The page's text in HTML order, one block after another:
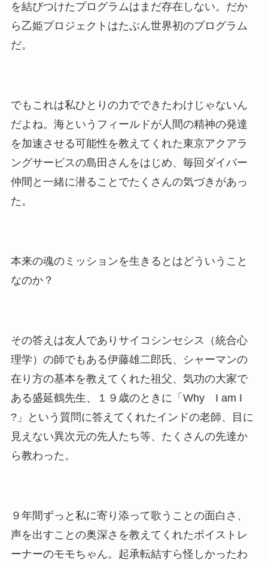
を結びつけたプログラムはまだ存在しない。だか
ら乙姫プロジェクトはたぶん世界初のプログラム
だ。
でもこれは私ひとりの力でできたわけじゃないん
だよね。海というフィールドが人間の精神の発達
を加速させる可能性を教えてくれた東京アクアラ
ングサービスの島田さんをはじめ、毎回ダイバー
仲間と一緒に潜ることでたくさんの気づきがあっ
た。
本来の魂のミッションを生きるとはどういうこと
なのか？
その答えは友人でありサイコシンセシス（統合心
理学）の師でもある伊藤雄二郎氏、シャーマンの
在り方の基本を教えてくれた祖父、気功の大家で
ある盛延鶴先生、１９歳のときに「Why I am I
?」という質問に答えてくれたインドの老師、目に
見えない異次元の先人たち等、たくさんの先達か
ら教わった。
９年間ずっと私に寄り添って歌うことの面白さ、
声を出すことの奥深さを教えてくれたボイストレ
ーナーのモモちゃん。起承転結すら怪しかったわ